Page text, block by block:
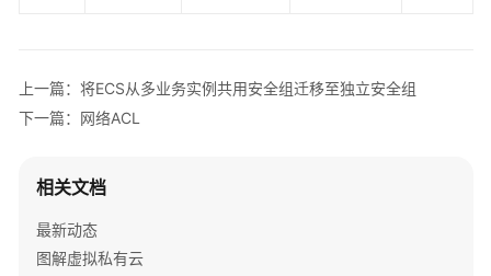
概
述
全
组
安
上一篇：将ECS从多业务实例共用安全组迁移至独立安全组
下一篇：网络ACL
相关文档
最新动态
图解虚拟私有云